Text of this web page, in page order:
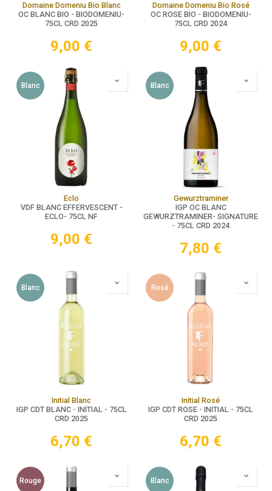
Domaine Domeniu Bio Blanc
OC BLANC BIO - BIODOMENIU-
75CL CRD 2025
9,00 €
Domaine Domeniu Bio Rosé
OC ROSE BIO - BIODOMENIU-
75CL CRD 2024
9,00 €
Blanc
Eclo
VDF BLANC EFFERVESCENT -
ECLO- 75CL NF
9,00 €
Blanc
Gewurztraminer
IGP OC BLANC
GEWURZTRAMINER- SIGNATURE
- 75CL CRD 2024
7,80 €
Blanc
Initial Blanc
IGP CDT BLANC - INITIAL - 75CL
CRD 2025
6,70 €
Rosé
Initial Rosé
IGP CDT ROSE - INITIAL - 75CL
CRD 2025
6,70 €
Rouge Blanc